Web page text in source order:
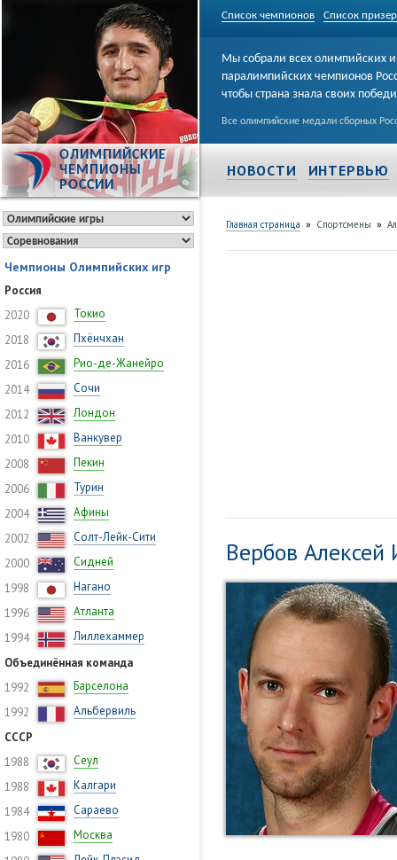
Список чемпионов Список
ОЛИМПИЙСКИЕ
ЧЕМПИОНЫ
РОССИИ
Мы собрали всех олимпийских и
паралимпийских чемпионов
чтобы страна знала своих
Все олимпийские медали сборных
НОВОСТИ ИНТЕРВЬЮ
Чемпионы Олимпийских игр
Россия
2020
Токио
2018
Пхёнчхан
2016
Рио-де-Жанейро
2014
Сочи
2012
Лондон
2010
Ванкувер
2008
Пекин
2006
Турин
2004
Афины
2002
Солт-Лейк-Сити
2000
Сидней
1998
Нагано
1996
Атланта
1994
Лиллехаммер
Объединённая команда
1992
Барселона
1992
Альбервиль
СССР
1988
Сеул
1988
Калгари
1984
Сараево
1980
Москва
Главная страница » Спортсмены »
Вербов Алексей